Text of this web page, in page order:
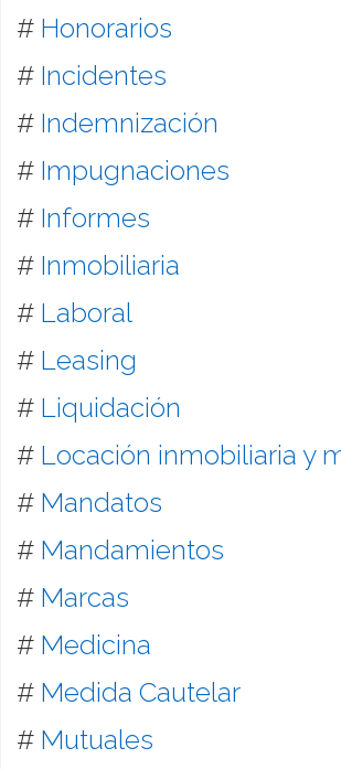
# Honorarios
# Incidentes
# Indemnización
# Impugnaciones
# Informes
# Inmobiliaria
# Laboral
# Leasing
# Liquidación
# Locación inmobiliaria y
# Mandatos
# Mandamientos
# Marcas
# Medicina
# Medida Cautelar
# Mutuales